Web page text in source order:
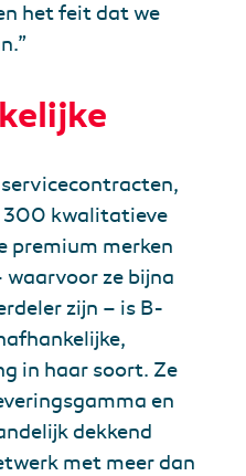
het feit dat we
300 kwalitatieve
premium merken
ze bijna
zijn – is B-
in haar soort. Ze
en
dekkend
met meer dan